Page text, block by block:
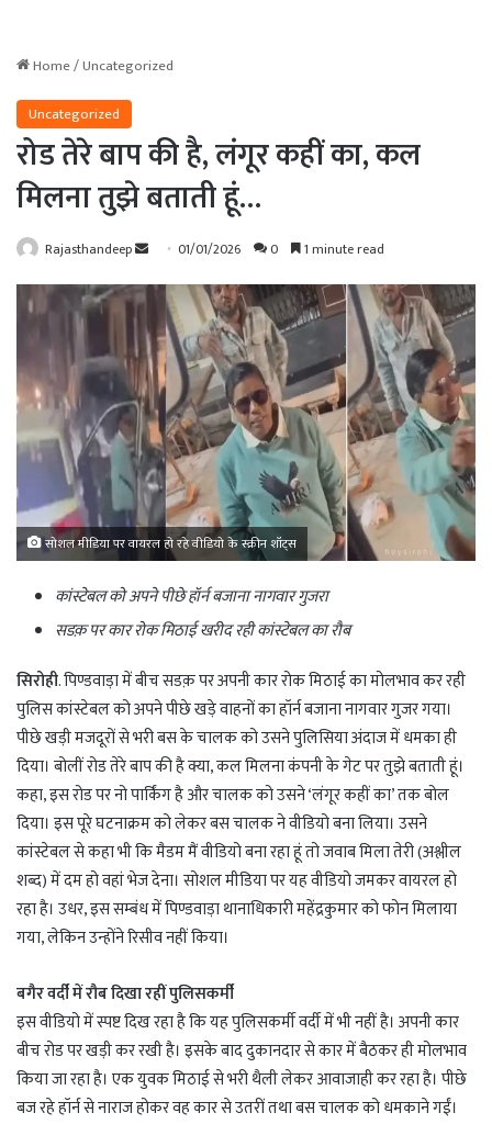
Home/Uncategorized
Uncategorized
रोड तेरे बाप की है, लंगूर कहीं का, कल
मिलना तुझे बताती हूं…
Rajasthandeep
Send
email
01/01/2026 0 1 minute read
सोशल मीडिया पर वायरल हो रहे वीडियो के स्क्रीन शॉट्स
कांस्टेबल को अपने पीछे हॉर्न बजाना नागवार गुजरा
सडक़ पर कार रोक मिठाई खरीद रही कांस्टेबल का रौब
सिरोही. पिण्डवाड़ा में बीच सडक़ पर अपनी कार रोक मिठाई का मोलभाव कर रही
पुलिस कांस्टेबल को अपने पीछे खड़े वाहनों का हॉर्न बजाना नागवार गुजर गया।
पीछे खड़ी मजदूरों से भरी बस के चालक को उसने पुलिसिया अंदाज में धमका ही
दिया। बोलीं रोड तेरे बाप की है क्या, कल मिलना कंपनी के गेट पर तुझे बताती हूं।
कहा, इस रोड पर नो पार्किंग है और चालक को उसने ‘लंगूर कहीं का’ तक बोल
दिया। इस पूरे घटनाक्रम को लेकर बस चालक ने वीडियो बना लिया। उसने
कांस्टेबल से कहा भी कि मैडम मैं वीडियो बना रहा हूं तो जवाब मिला तेरी (अश्लील
शब्द) में दम हो वहां भेज देना। सोशल मीडिया पर यह वीडियो जमकर वायरल हो
रहा है। उधर, इस सम्बंध में पिण्डवाड़ा थानाधिकारी महेंद्रकुमार को फोन मिलाया
गया, लेकिन उन्होंने रिसीव नहीं किया।
बगैर वर्दी में रौब दिखा रहीं पुलिसकर्मी
इस वीडियो में स्पष्ट दिख रहा है कि यह पुलिसकर्मी वर्दी में भी नहीं है। अपनी कार
बीच रोड पर खड़ी कर रखी है। इसके बाद दुकानदार से कार में बैठकर ही मोलभाव
किया जा रहा है। एक युवक मिठाई से भरी थैली लेकर आवाजाही कर रहा है। पीछे
बज रहे हॉर्न से नाराज होकर वह कार से उतरीं तथा बस चालक को धमकाने गईं।